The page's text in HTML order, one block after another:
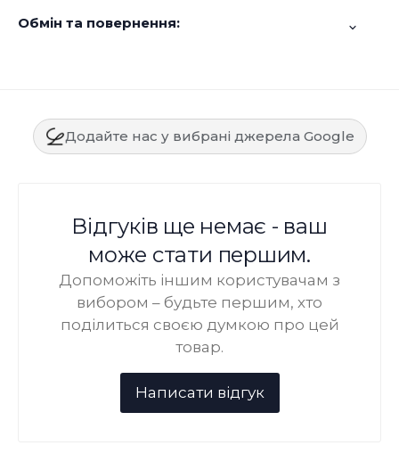
Обмін та повернення:
Додайте нас у вибрані джерела Google
Відгуків ще немає - ваш
може стати першим.
Допоможіть іншим користувачам з
вибором – будьте першим, хто
поділиться своєю думкою про цей
товар.